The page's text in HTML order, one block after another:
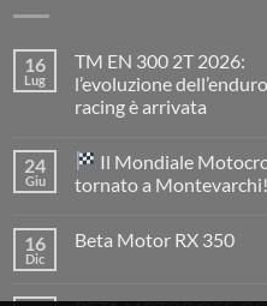
16
Lug
TM EN 300 2T 2026:
l’evoluzione dell’enduro
racing è arrivata
su
TM
EN
2026:
è
24
Giu
Il Mondiale
tornato a Montevarchi!
su
Motocross
16
Dic
Beta Motor RX 350